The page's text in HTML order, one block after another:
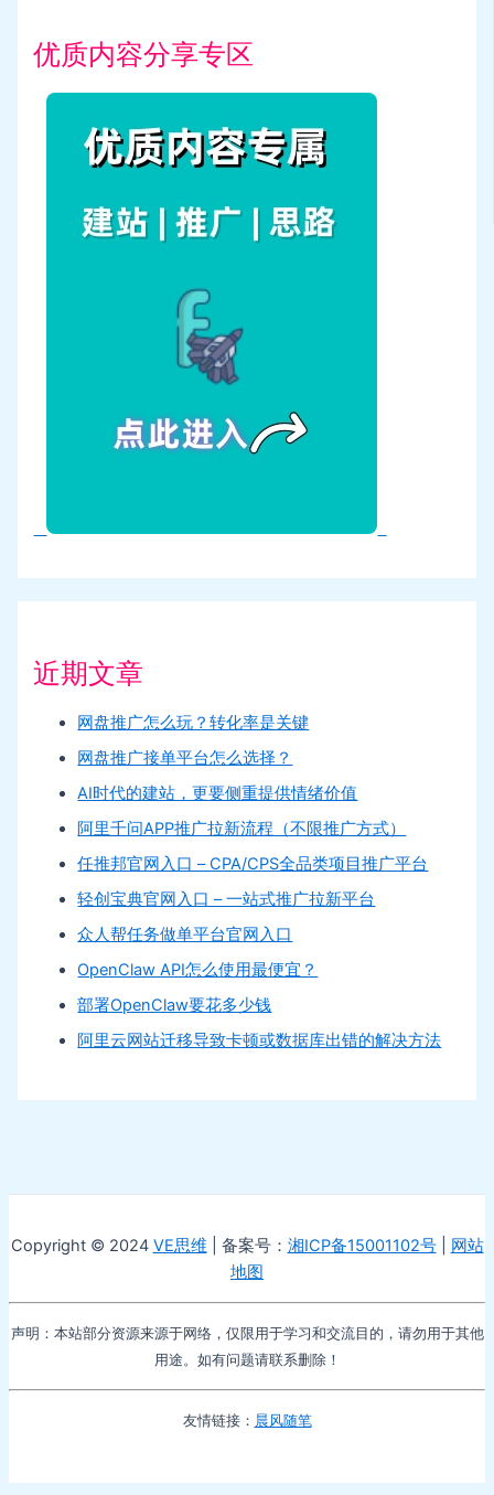
优质内容分享专区
近期文章
网盘推广怎么玩？转化率是关键
网盘推广接单平台怎么选择？
AI时代的建站，更要侧重提供情绪价值
阿里千问APP推广拉新流程（不限推广方式）
任推邦官网入口 – CPA/CPS全品类项目推广平台
轻创宝典官网入口 – 一站式推广拉新平台
众人帮任务做单平台官网入口
OpenClaw API怎么使用最便宜？
部署OpenClaw要花多少钱
阿里云网站迁移导致卡顿或数据库出错的解决方法
Copyright © 2024 VE思维 | 备案号： 湘ICP备15001102号| 网站
地图
声明：本站部分资源来源于网络，仅限用于学习和交流目的，请勿用于其他
用途。如有问题请联系删除！
友情链接： 晨风随笔